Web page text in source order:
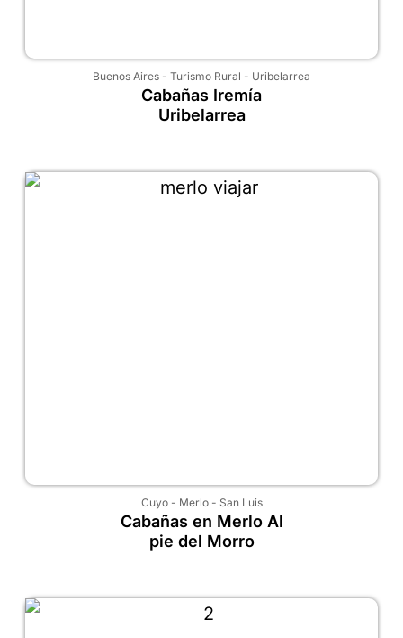
Buenos Aires - Turismo Rural - Uribelarrea
Cabañas Iremía
Uribelarrea
Cuyo- Merlo- San Luis
Cabañas en Merlo Al
pie del Morro